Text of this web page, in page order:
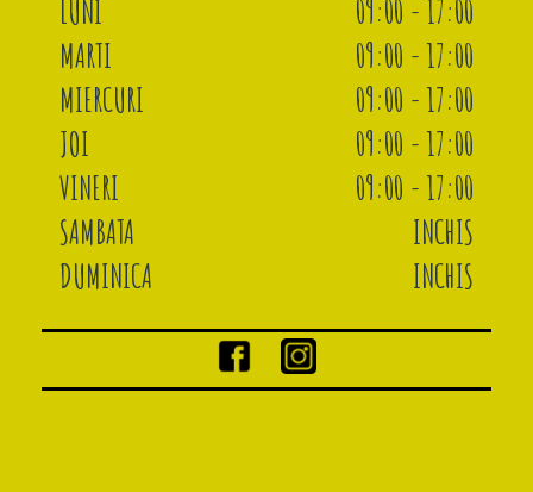
LUNI
09:00 - 17:00
MARTI
09:00 - 17:00
MIERCURI
09:00 - 17:00
JOI
09:00 - 17:00
VINERI
09:00 - 17:00
SAMBATA
INCHIS
DUMINICA
INCHIS